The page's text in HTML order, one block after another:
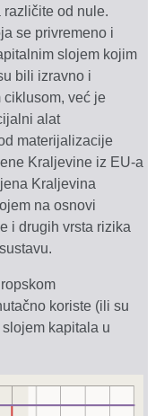
od nule.
se privremeno i
slojem kojim
bili izravno i
već je
alat
materijalizacije
Kraljevine iz EU-a
Kraljevina
na osnovi
i drugih vrsta rizika
koriste (ili su
kapitala u